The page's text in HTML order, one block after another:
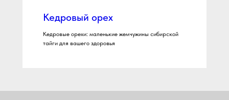
Кедровый орех
Кедровые орехи: маленькие жемчужины сибирской
тайги для вашего здоровья